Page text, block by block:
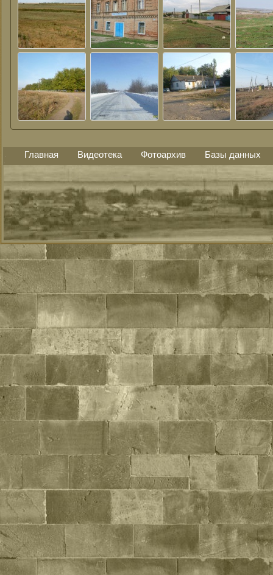
Главная Видеотека Фотоархив Базы данных